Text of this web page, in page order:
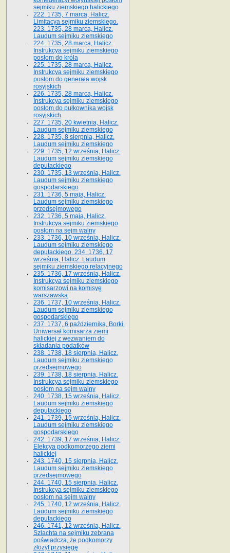
sejmiku ziemskiego halickiego
222. 1735, 7 marca, Halicz.
Limitacya sejmiku ziemskiego.
223. 1735, 28 marca, Halicz.
Laudum sejmiku ziemskiego
224. 1735, 28 marca, Halicz.
Instrukcya sejmiku ziemskiego
posłom do króla
225. 1735, 28 marca, Halicz.
Instrukcya sejmiku ziemskiego
posłom do generała wojsk
rosyjskich
226. 1735, 28 marca, Halicz.
Instrukcya sejmiku ziemskiego
posłom do pułkownika wojsk
rosyjskich
227. 1735, 20 kwietnia, Halicz.
Laudum sejmiku ziemskiego
228. 1735, 8 sierpnia, Halicz.
Laudum sejmiku ziemskiego
229. 1735, 12 września, Halicz.
Laudum sejmiku ziemskiego
deputackiego
230. 1735, 13 września, Halicz.
Laudum sejmiku ziemskiego
gospodarskiego
231. 1736, 5 maja, Halicz.
Laudum sejmiku ziemskiego
przedsejmowego
232. 1736, 5 maja, Halicz.
Instrukcya sejmiku ziemskiego
posłom na sejm walny
233. 1736, 10 września, Halicz.
Laudum sejmiku ziemskiego
deputackiego. 234. 1736, 17
września, Halicz. Laudum
sejmiku ziemskiego relacyjnego
235. 1736, 17 września, Halicz.
Instrukcya sejmiku ziemskiego
komisarzowi na komisyę
warszawską
236. 1737, 10 września, Halicz.
Laudum sejmiku ziemskiego
gospodarskiego
237. 1737, 6 października, Borki.
Uniwersał komisarza ziemi
halickiej z wezwaniem do
składania podatków
238. 1738, 18 sierpnia, Halicz.
Laudum sejmiku ziemskiego
przedsejmowego
239. 1738, 18 sierpnia, Halicz.
Instrukcya sejmiku ziemskiego
posłom na sejm walny
240. 1738, 15 września, Halicz.
Laudum sejmiku ziemskiego
deputackiego
241. 1739, 15 września, Halicz.
Laudum sejmiku ziemskiego
gospodarskiego
242. 1739, 17 września, Halicz.
Elekcya podkomorzego ziemi
halickiej
243. 1740, 15 sierpnia, Halicz.
Laudum sejmiku ziemskiego
przedsejmowego
244. 1740, 15 sierpnia, Halicz.
Instrukcya sejmiku ziemskiego
posłom na sejm walny
245. 1740, 12 września, Halicz.
Laudum sejmiku ziemskiego
deputackiego
246. 1741, 12 września, Halicz.
Szlachta na sejmiku zebrana
poświadcza, że podkomorzy
złożył przysięgę